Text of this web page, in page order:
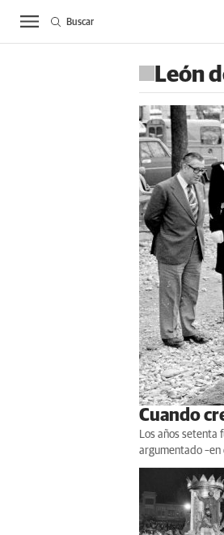
Buscar
León
Cuando
Los años setenta
argumentado